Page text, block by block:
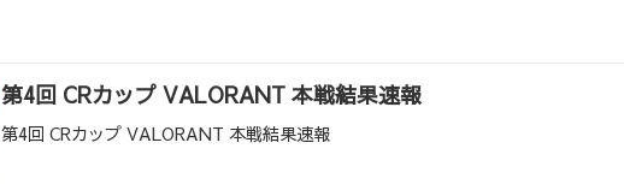
第4回 CRカップ VALORANT 本戦結果速報
第4回 CRカップ VALORANT 本戦結果速報